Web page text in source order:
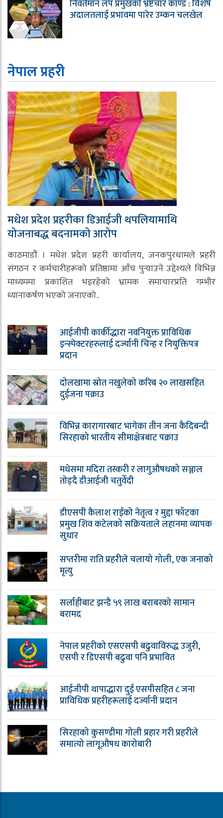
निवर्तमान लप प्रमुखको भ्रष्टचार काण्ड : विशेष
अदालतलाई प्रभावमा पारेर उम्कन चलखेल
नेपाल प्रहरी
मधेश प्रदेश प्रहरीका डिआईजी थपलियामाथि
योजनाबद्ध बदनामको आरोप
काठमाडौं । मधेश प्रदेश प्रहरी कार्यालय, जनकपुरधामले प्रहरी
संगठन र कर्मचारीहरूको प्रतिष्ठामा आँच पुर्‍याउने उद्देश्यले विभिन्न
माध्यममा प्रकाशित भइरहेको भ्रामक समाचारप्रति गम्भीर
ध्यानाकर्षण भएको जनाएको..
आईजीपी कार्कीद्धारा नवनियुक्त प्राविधिक
इन्स्पेक्टरहरुलाई दर्ज्यानी चिन्ह र नियुक्तिपत्र
प्रदान
दोलखामा स्रोत नखुलेको करिब २० लाखसहित
दुईजना पक्राउ
विभिन्न कारागारबाट भागेका तीन जना कैदिबन्दी
सिरहाको भारतीय सीमाक्षेत्रबाट पक्राउ
मधेसमा मदिरा तस्करी र लागुऔषधको सञ्जाल
तोड्दै डीआईजी चतुर्वेदी
डीएसपी कैलाश राईको नेतृत्व र मुद्दा फाँटका
प्रमुख शिव कटेलको सक्रियताले लहानमा व्यापक
सुधार
सप्तरीमा राति प्रहरीले चलायो गोली, एक जनाको
मृत्यु
सर्लाहीबाट झन्डै ५९ लाख बराबरको सामान
बरामद
नेपाल प्रहरीको एसएसपी बढुवाविरुद्ध उजुरी,
एसपी र डिएसपी बढुवा पनि प्रभावित
आईजीपी थापाद्धारा दुई एसपीसहित ८ जना
प्राविधिक प्रहरीहरूलाई दर्ज्यानी प्रदान
सिरहाको कुसण्डीमा गोली प्रहार गरी प्रहरीले
समात्यो लागूऔषध कारोबारी